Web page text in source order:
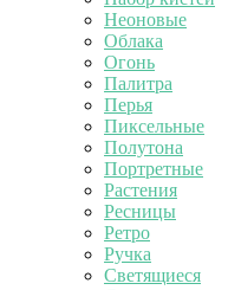
Неоновые
Облака
Огонь
Палитра
Перья
Пиксельные
Полутона
Портретные
Растения
Ресницы
Ретро
Ручка
Светящиеся